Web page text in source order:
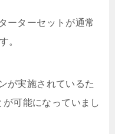
ーターセットが通常
。
が実施されているた
可能になっていまし